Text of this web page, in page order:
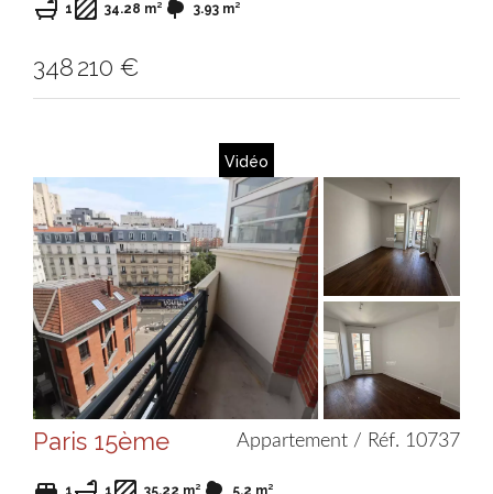
1 34.28 m² 3.93 m²
348 210 €
Vidéo
Paris 15ème Appartement / Réf. 10737
1 1 35.22 m² 5.2 m²